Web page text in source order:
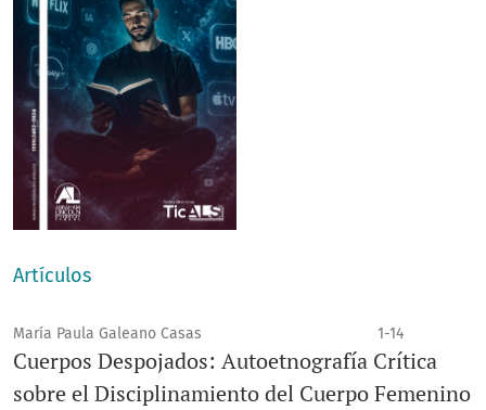
Artículos
María Paula Galeano Casas 1-14
Cuerpos Despojados: Autoetnografía Crítica
sobre el Disciplinamiento del Cuerpo Femenino